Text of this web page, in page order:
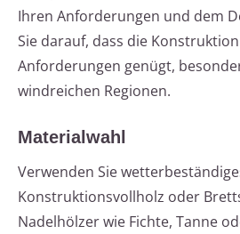
Ihren Anforderungen und dem
Sie darauf, dass die
Anforderungen genügt,
windreichen Regionen.
Materialwahl
Verwenden Sie
Konstruktionsvollholz oder
Nadelhölzer wie Fichte, Tanne